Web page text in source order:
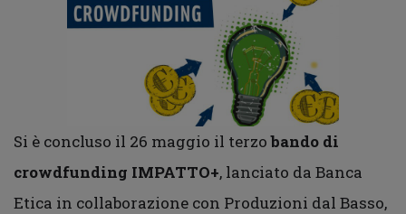
Si è concluso il 26 maggio il terzobando di
crowdfunding IMPATTO+, lanciato da Banca
Etica in collaborazione con Produzioni dal Basso,